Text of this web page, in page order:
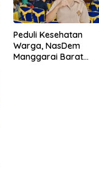
Peduli Kesehatan
Warga, NasDem
Manggarai Barat